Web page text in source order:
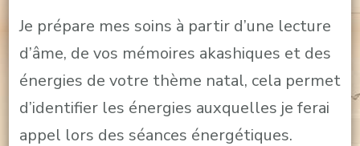
Je prépare mes soins à partir d’une lecture
d’âme, de vos mémoires akashiques et des
énergies de votre thème natal, cela permet
d’identifier les énergies auxquelles je ferai
appel lors des séances énergétiques.